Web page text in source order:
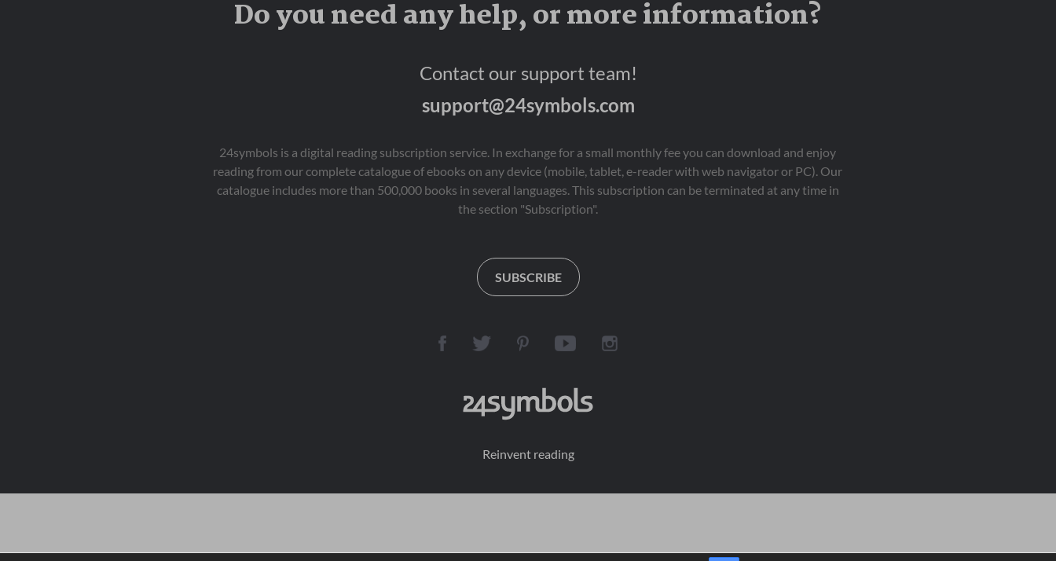
Do you need any help, or more information?
Contact our support team!
support@24symbols.com
24symbols is a digital reading subscription service. In exchange for a small monthly fee you can download and enjoy
reading from our complete catalogue of ebooks on any device (mobile, tablet, e-reader with web navigator or PC). Our
catalogue includes more than 500,000 books in several languages. This subscription can be terminated at any time in
the section "Subscription".
SUBSCRIBE
Reinvent reading